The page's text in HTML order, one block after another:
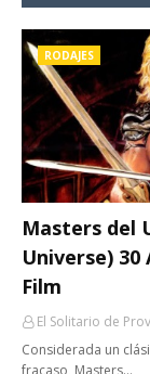
RODAJES
Masters del
Universe)
Film
El Solitario de
Considerada un
fracaso, Masters…